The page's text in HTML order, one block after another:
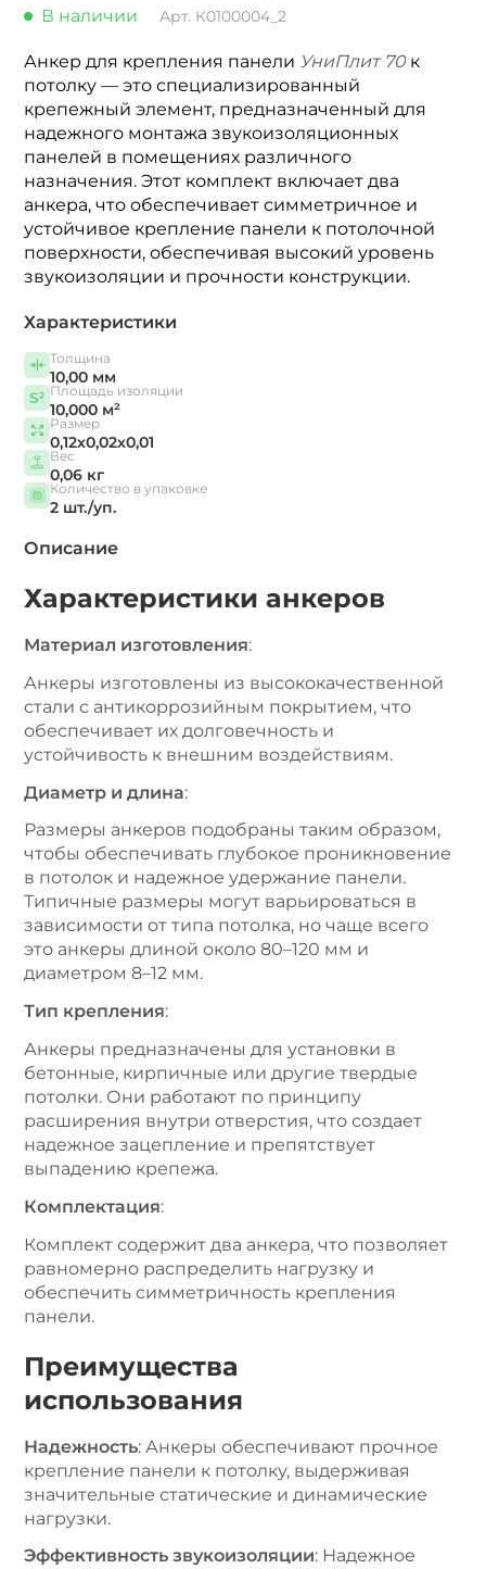
В наличии Арт. К0100004_2
Анкер для крепления панели УниПлит 70 к
потолку — это специализированный
крепежный элемент, предназначенный для
надежного монтажа звукоизоляционных
панелей в помещениях различного
назначения. Этот комплект включает два
анкера, что обеспечивает симметричное и
устойчивое крепление панели к потолочной
поверхности, обеспечивая высокий уровень
звукоизоляции и прочности конструкции.
Характеристики
Толщина
10,00 мм
Площадь изоляции
10,000 м²
Размер
0,12х0,02х0,01
Вес
0,06 кг
Количество в упаковке
2 шт./уп.
Описание
Характеристики анкеров
Материал изготовления:
Анкеры изготовлены из высококачественной
стали с антикоррозийным покрытием, что
обеспечивает их долговечность и
устойчивость к внешним воздействиям.
Диаметр и длина:
Размеры анкеров подобраны таким образом,
чтобы обеспечивать глубокое проникновение
в потолок и надежное удержание панели.
Типичные размеры могут варьироваться в
зависимости от типа потолка, но чаще всего
это анкеры длиной около 80–120 мм и
диаметром 8–12 мм.
Тип крепления:
Анкеры предназначены для установки в
бетонные, кирпичные или другие твердые
потолки. Они работают по принципу
расширения внутри отверстия, что создает
надежное зацепление и препятствует
выпадению крепежа.
Комплектация:
Комплект содержит два анкера, что позволяет
равномерно распределить нагрузку и
обеспечить симметричность крепления
панели.
Преимущества
использования
Надежность: Анкеры обеспечивают прочное
крепление панели к потолку, выдерживая
значительные статические и динамические
нагрузки.
Эффективность звукоизоляции: Надежное